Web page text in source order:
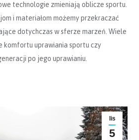
technologie zmieniają oblicze sportu.
i materiałom możemy przekraczać
dotychczas w sferze marzeń. Wiele
komfortu uprawiania sportu czy
po jego uprawianiu.
lis
5